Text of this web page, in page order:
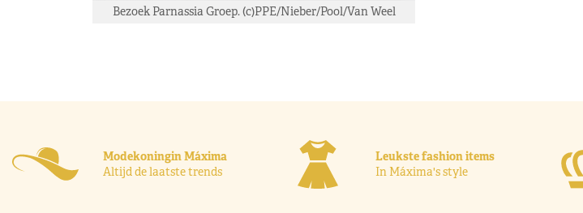
Bezoek Parnassia Groep. (c)PPE/Nieber/Pool/Van Weel
Modekoningin Máxima
Altijd de laatste trends
Leukste fashion items
In Máxima's style